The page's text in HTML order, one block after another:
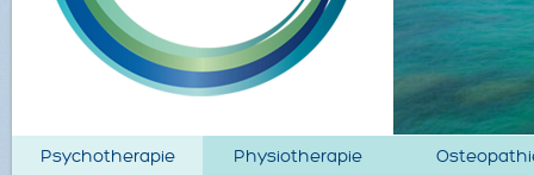
Psychotherapie Physiotherapie